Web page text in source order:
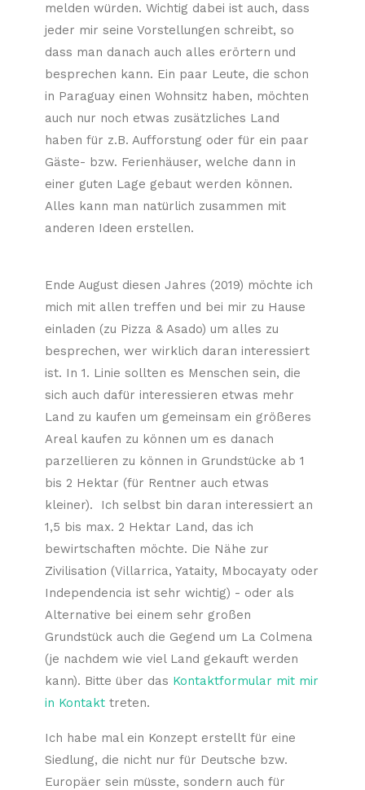
melden würden. Wichtig dabei ist auch, dass
jeder mir seine Vorstellungen schreibt, so
dass man danach auch alles erörtern und
besprechen kann. Ein paar Leute, die schon
in Paraguay einen Wohnsitz haben, möchten
auch nur noch etwas zusätzliches Land
haben für z.B. Aufforstung oder für ein paar
Gäste- bzw. Ferienhäuser, welche dann in
einer guten Lage gebaut werden können.
Alles kann man natürlich zusammen mit
anderen Ideen erstellen.
Ende August diesen Jahres (2019) möchte ich
mich mit allen treffen und bei mir zu Hause
einladen (zu Pizza & Asado) um alles zu
besprechen, wer wirklich daran interessiert
ist. In 1. Linie sollten es Menschen sein, die
sich auch dafür interessieren etwas mehr
Land zu kaufen um gemeinsam ein größeres
Areal kaufen zu können um es danach
parzellieren zu können in Grundstücke ab 1
bis 2 Hektar (für Rentner auch etwas
kleiner). Ich selbst bin daran interessiert an
1,5 bis max. 2 Hektar Land, das ich
bewirtschaften möchte. Die Nähe zur
Zivilisation (Villarrica, Yataity, Mbocayaty oder
Independencia ist sehr wichtig) - oder als
Alternative bei einem sehr großen
Grundstück auch die Gegend um La Colmena
(je nachdem wie viel Land gekauft werden
kann). Bitte über das Kontaktformular mit mir
in Kontakt treten.
Ich habe mal ein Konzept erstellt für eine
Siedlung, die nicht nur für Deutsche bzw.
Europäer sein müsste, sondern auch für